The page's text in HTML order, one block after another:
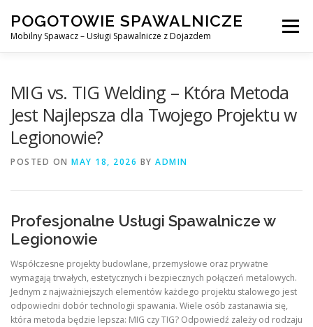
content
POGOTOWIE SPAWALNICZE
Mobilny Spawacz – Usługi Spawalnicze z Dojazdem
Menu
SPAWANIE MIG/MAG (GMAW)
MIG vs. TIG Welding – Która Metoda
Jest Najlepsza dla Twojego Projektu w
Legionowie?
POSTED ON MAY 18, 2026 BY ADMIN
Profesjonalne Usługi Spawalnicze w
Legionowie
Współczesne projekty budowlane, przemysłowe oraz prywatne
wymagają trwałych, estetycznych i bezpiecznych połączeń metalowych.
Jednym z najważniejszych elementów każdego projektu stalowego jest
odpowiedni dobór technologii spawania. Wiele osób zastanawia się,
która metoda będzie lepsza: MIG czy TIG? Odpowiedź zależy od rodzaju